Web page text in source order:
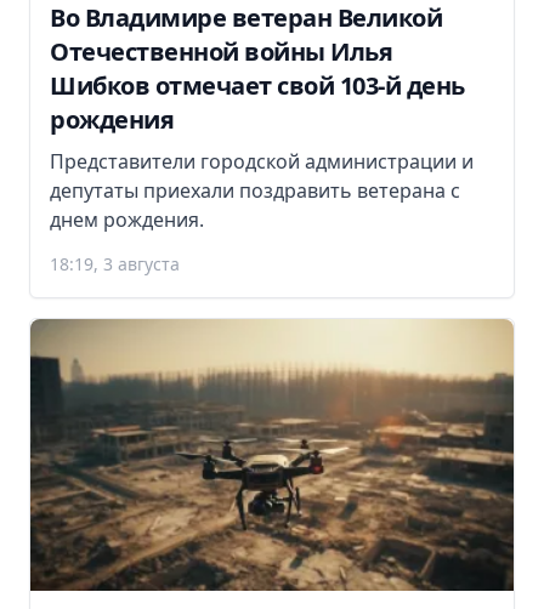
Во Владимире ветеран Великой
Отечественной войны Илья
Шибков отмечает свой 103-й день
рождения
Представители городской администрации и
депутаты приехали поздравить ветерана с
днем рождения.
18:19, 3 августа